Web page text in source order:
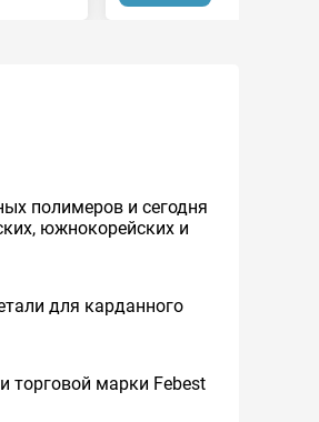
полимеров и сегодня
южнокорейских и
для карданного
торговой марки Febest